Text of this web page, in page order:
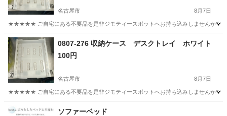
名古屋市 8月7日
★★★★★ ご自宅にある不要品を是非ジモティースポットへお持ち込みしませんか？
愛知 名古屋市 収納家具 現地
0807-276 収納ケース デスクトレイ ホワイト
100円
名古屋市 8月7日
★★★★★ ご自宅にある不要品を是非ジモティースポットへお持ち込みしませんか？
愛知 名古屋市 収納家具 現地
ソファーベッド